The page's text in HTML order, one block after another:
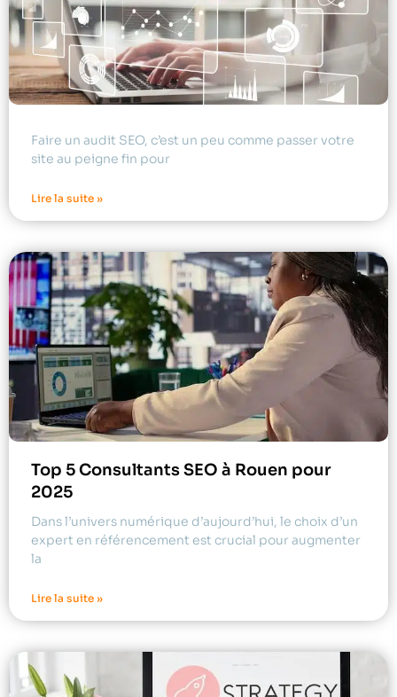
Faire un audit SEO, c’est un peu comme passer votre
site au peigne fin pour
Lire la suite »
Top 5 Consultants SEO à Rouen pour
2025
Dans l’univers numérique d’aujourd’hui, le choix d’un
expert en référencement est crucial pour augmenter
la
Lire la suite »